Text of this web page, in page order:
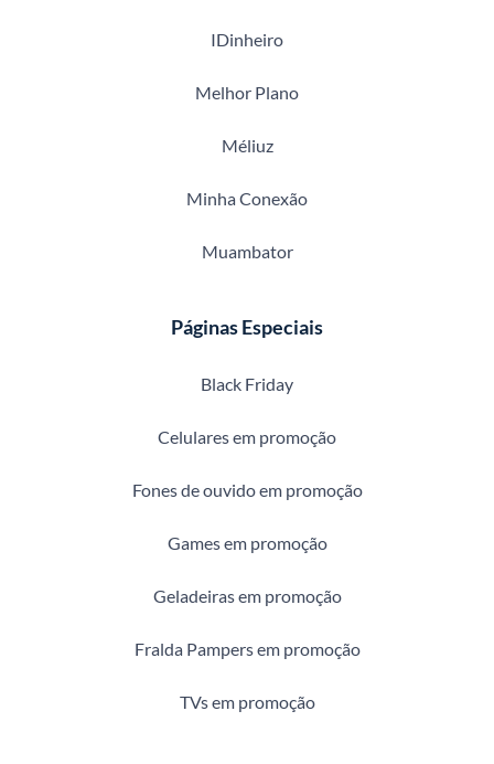
IDinheiro
Melhor Plano
Méliuz
Minha Conexão
Muambator
Páginas Especiais
Black Friday
Celulares em promoção
Fones de ouvido em promoção
Games em promoção
Geladeiras em promoção
Fralda Pampers em promoção
TVs em promoção